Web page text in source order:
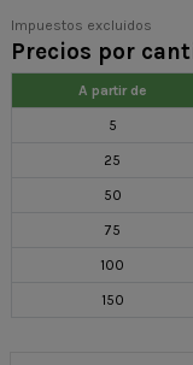
Impuestos excluidos
Precios por
A partir de
5
25
50
75
100
150